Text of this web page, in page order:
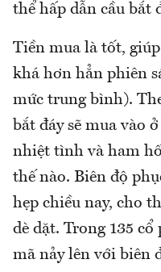
thể hấp dẫn cầu bắt
Tiền mua là tốt,
khá hơn hẳn phiên
mức trung bình).
bắt đáy sẽ mua vào
nhiệt tình và ham
thế nào. Biên độ
hẹp chiều nay, cho
dè dặt. Trong 135
mã nảy lên với biên